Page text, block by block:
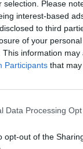
selection. Please
interest-based
to third
of your
This information
Participants that
Data Processing
opt-out of the
janë
ofensiva
militante,
koalicione të
nga
një “zonë